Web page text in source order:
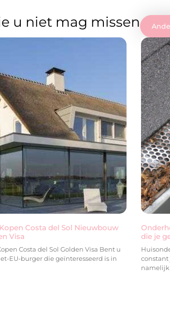
u niet mag missen
Costa del Sol Nieuwbouw
Visa
Costa del Sol Golden Visa Bent u
EU-burger die geïnteresseerd is in
die je
constant
namelijk